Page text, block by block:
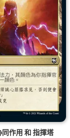
作用 和 指揮塔